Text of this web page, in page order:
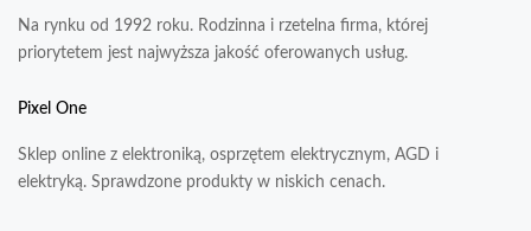
Na rynku od 1992 roku. Rodzinna i rzetelna firma, której
priorytetem jest najwyższa jakość oferowanych usług.
Pixel One
Sklep online z elektroniką, osprzętem elektrycznym, AGD i
elektryką. Sprawdzone produkty w niskich cenach.